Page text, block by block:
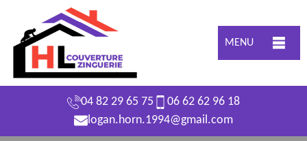
MENU
04 82 29 65 75
06 62 62 96 18
logan.horn.1994@gmail.com